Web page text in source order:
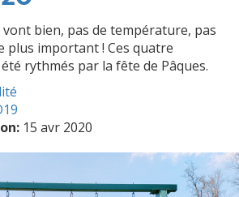
bien, pas de température, pas
plus important ! Ces quatre
rythmés par la fête de Pâques.
15 avr 2020